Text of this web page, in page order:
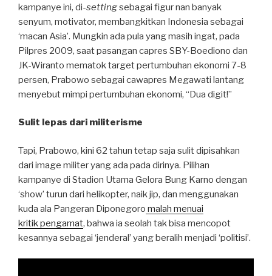
kampanye ini, di-settingsebagai figur nan banyak
senyum, motivator, membangkitkan Indonesia sebagai
‘macan Asia’. Mungkin ada pula yang masih ingat, pada
Pilpres 2009, saat pasangan capres SBY-Boediono dan
JK-Wiranto mematok target pertumbuhan ekonomi 7-8
persen, Prabowo sebagai cawapres Megawati lantang
menyebut mimpi pertumbuhan ekonomi, “Dua digit!”
Sulit lepas dari militerisme
Tapi, Prabowo, kini 62 tahun tetap saja sulit dipisahkan
dari image militer yang ada pada dirinya. Pilihan
kampanye di Stadion Utama Gelora Bung Karno dengan
‘show’ turun dari helikopter, naik jip, dan menggunakan
kuda ala Pangeran Diponegoro malah menuai
kritik pengamat, bahwa ia seolah tak bisa mencopot
kesannya sebagai ‘jenderal’ yang beralih menjadi ‘politisi’.